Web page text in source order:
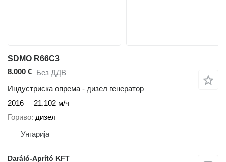
SDMO R66C3
8.000 € Без ДДВ
Индустриска опрема - дизел генератор
2016
21.102 м/ч
Гориво дизел
Унгарија
Daráló-Aprító KFT